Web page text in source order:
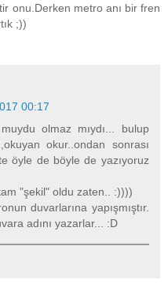
onu.Derken metro anı bir fren
;))
00:17
olmaz mıydı... bulup
okur..ondan sonrası
öyle de böyle de yazıyoruz
"şekil" oldu zaten.. :))))
duvarlarına yapışmıştır.
adını yazarlar... :D